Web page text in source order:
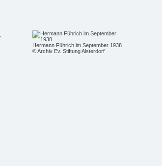
Hermann Führich im September 1938
© Archiv Ev. Stiftung Alsterdorf